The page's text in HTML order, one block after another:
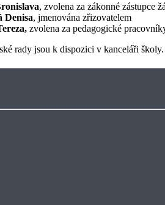
, zvolena za zákonné zástupce
Denisa, jmenována zřizovatelem
zvolena za pedagogické
rady jsou k dispozici v kanceláři školy.